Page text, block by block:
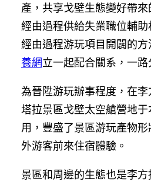
產，共享戈壁生態變好帶
經由過程供給失業職位輔
經由過程游玩項目開闢的
養網立一起配合關系，一
為晉陞游玩辦事程度，在
塔拉景區戈壁太空艙營地
用，豐盛了景區游玩產物
外游客前來住宿體驗。
景區和周邊的生態也是李